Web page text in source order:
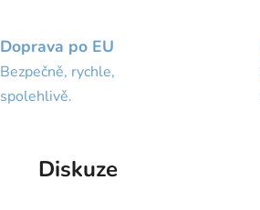
Doprava po EU
Bezpečně, rychle,
spolehlivě.
Diskuze